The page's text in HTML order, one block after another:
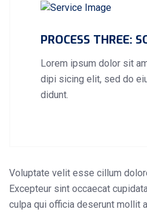
PROCESS THREE:
Lorem ipsum dolor sit
dipi sicing elit, sed do
didunt.
Voluptate velit esse cillum
Excepteur sint occaecat
culpa qui officia deserunt mollit